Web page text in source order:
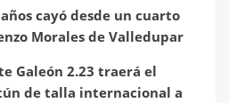
cayó desde un cuarto
Morales de Valledupar
Galeón 2.23 traerá el
de talla internacional a